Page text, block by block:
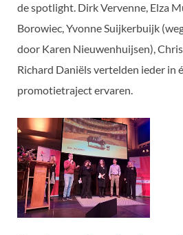
de spotlight. Dirk Vervenne, Elza
Borowiec, Yvonne Suijkerbuijk
door Karen Nieuwenhuijsen),
Richard Daniëls vertelden ieder in
promotietraject ervaren.